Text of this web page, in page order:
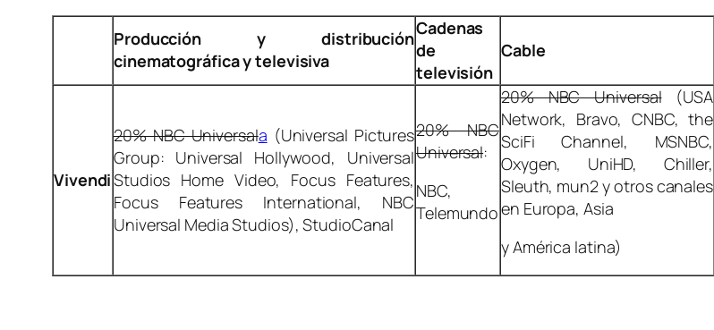
Producción y distribución
cinematográfica y televisiva
Cadenas
de
televisión
Cable
Vivendi
20% NBC Universala (Universal Pictures
Group: Universal Hollywood, Universal
Studios Home Video, Focus Features,
Focus Features International, NBC
Universal Media Studios), StudioCanal
20% NBC
Universal:
NBC,
Telemundo
20% NBC Universal(USA
Network, Bravo, CNBC, the
SciFi Channel, MSNBC,
Oxygen, UniHD, Chiller,
Sleuth, mun2 y otros canales
en Europa, Asia
y América latina)